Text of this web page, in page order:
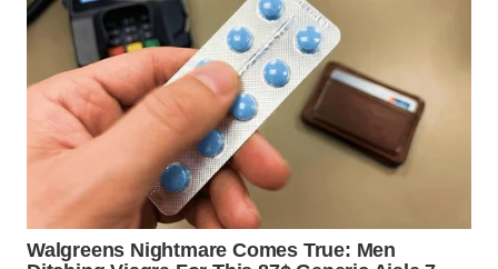
WN
TAPANULI
SELATAN
WN
TANJUNG
LESUNG
WN